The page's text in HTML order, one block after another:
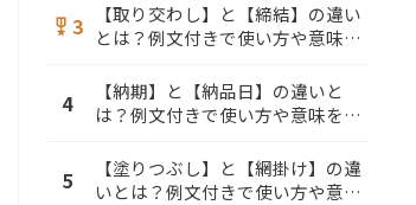
military_tech 3
【取り交わし】と【締結】の違い
とは？例文付きで使い方や意味を
4
【納期】と【納品日】の違いと
は？例文付きで使い方や意味をわ
5
【塗りつぶし】と【網掛け】の違
いとは？例文付きで使い方や意味